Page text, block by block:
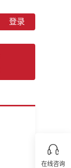
登录
在线咨询